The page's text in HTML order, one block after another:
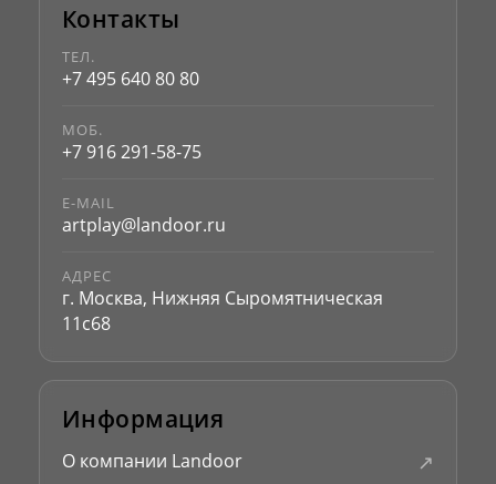
Контакты
ТЕЛ.
+7 495 640 80 80
МОБ.
+7 916 291-58-75
E-MAIL
artplay@landoor.ru
АДРЕС
г. Москва, Нижняя Сыромятническая
11с68
Информация
О компании Landoor ↗